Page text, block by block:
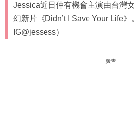
Jessica近日仲有機會主演由台灣
幻新片《Didn’t I Save Your Life》
IG@jessess）
廣告